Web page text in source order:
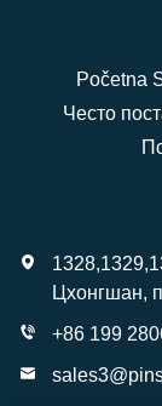
Početna
Често
Цхонгшан,
+86 199